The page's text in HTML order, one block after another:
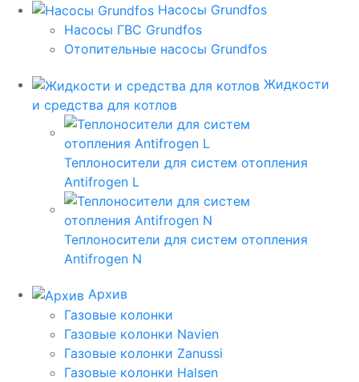
Насосы Grundfos
Насосы ГВС Grundfos
Отопительные насосы Grundfos
Жидкости
и средства для котлов
Теплоносители для систем отопления
Antifrogen L
Теплоносители для систем отопления
Antifrogen N
Архив
Газовые колонки
Газовые колонки Navien
Газовые колонки Zanussi
Газовые колонки Halsen